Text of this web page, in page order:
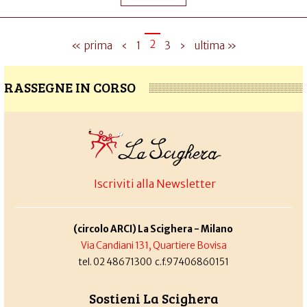
« prima ‹ 1 2 3 › ultima »
RASSEGNE IN CORSO
Iscriviti alla Newsletter
(circolo ARCI) La Scighera - Milano
Via Candiani 131, Quartiere Bovisa
tel. 02 48671300 c.f.97406860151
Sostieni La Scighera